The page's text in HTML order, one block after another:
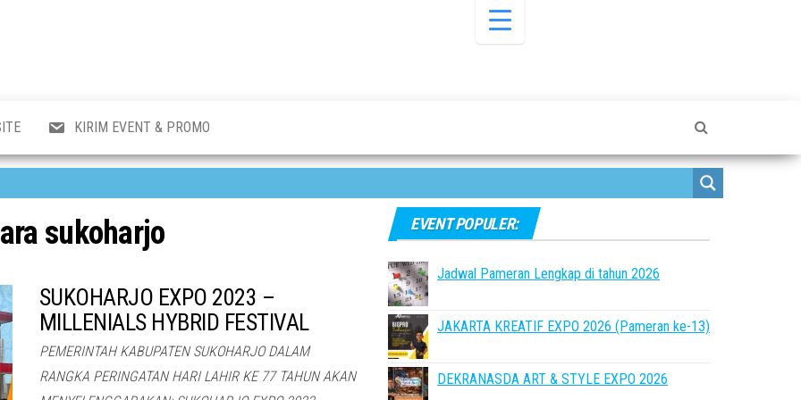
&
KIRIM EVENT & PROMO
sukoharjo
SUKOHARJO EXPO 2023 –
MILLENIALS HYBRID FESTIVAL
PEMERINTAH KABUPATEN SUKOHARJO DALAM
RANGKA PERINGATAN HARI LAHIR KE 77 TAHUN AKAN
EVENT POPULER:
Jadwal Pameran Lengkap di tahun 2026
JAKARTA KREATIF EXPO 2026 (Pameran ke-13)
DEKRANASDA ART & STYLE EXPO 2026